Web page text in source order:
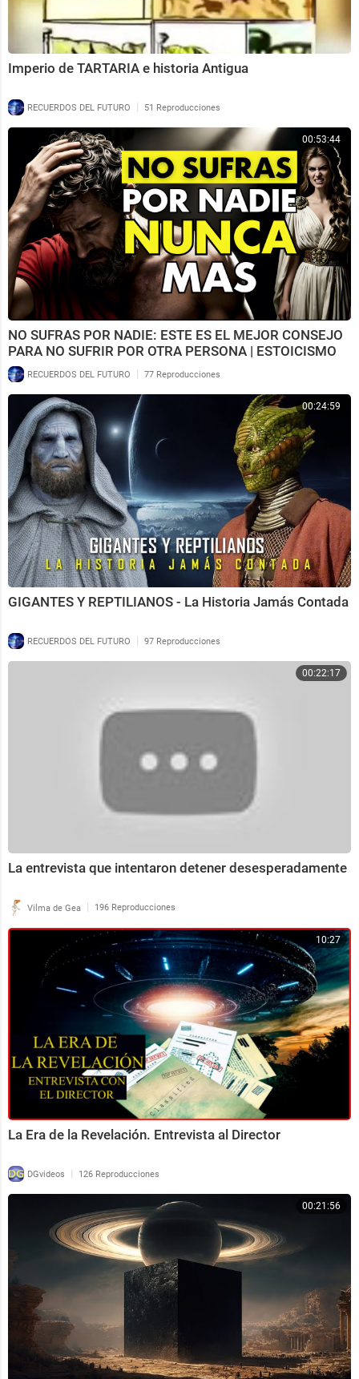
Imperio de TARTARIA e historia Antigua
RECUERDOS DEL FUTURO | 51 Reproducciones
00:53:44
NO SUFRAS POR NADIE: ESTE ES EL MEJOR CONSEJO
PARA NO SUFRIR POR OTRA PERSONA | ESTOICISMO
RECUERDOS DEL FUTURO | 77 Reproducciones
00:24:59
GIGANTES Y REPTILIANOS - La Historia Jamás Contada
RECUERDOS DEL FUTURO | 97 Reproducciones
00:22:17
La entrevista que intentaron detener desesperadamente
Vilma de Gea | 196 Reproducciones
10:27
La Era de la Revelación. Entrevista al Director
DGvideos | 126 Reproducciones
00:21:56